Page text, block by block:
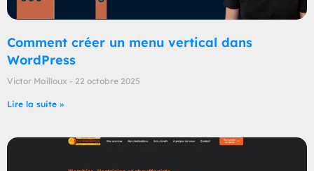
Comment créer un menu vertical dans
WordPress
Victor Mailloux 22 octobre 2025
Lire la suite »